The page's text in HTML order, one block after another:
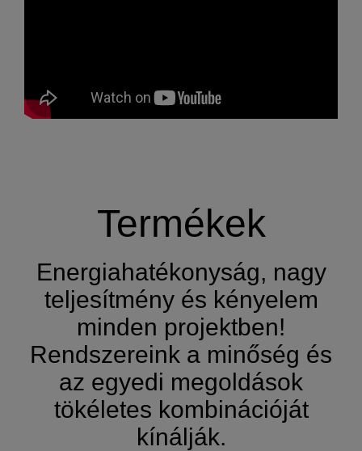
Termékek
Energiahatékonyság, nagy
teljesítmény és kényelem
minden projektben!
Rendszereink a minőség és
az egyedi megoldások
tökéletes kombinációját
kínálják.